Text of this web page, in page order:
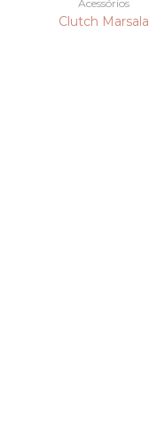
Acessórios
Clutch Marsala